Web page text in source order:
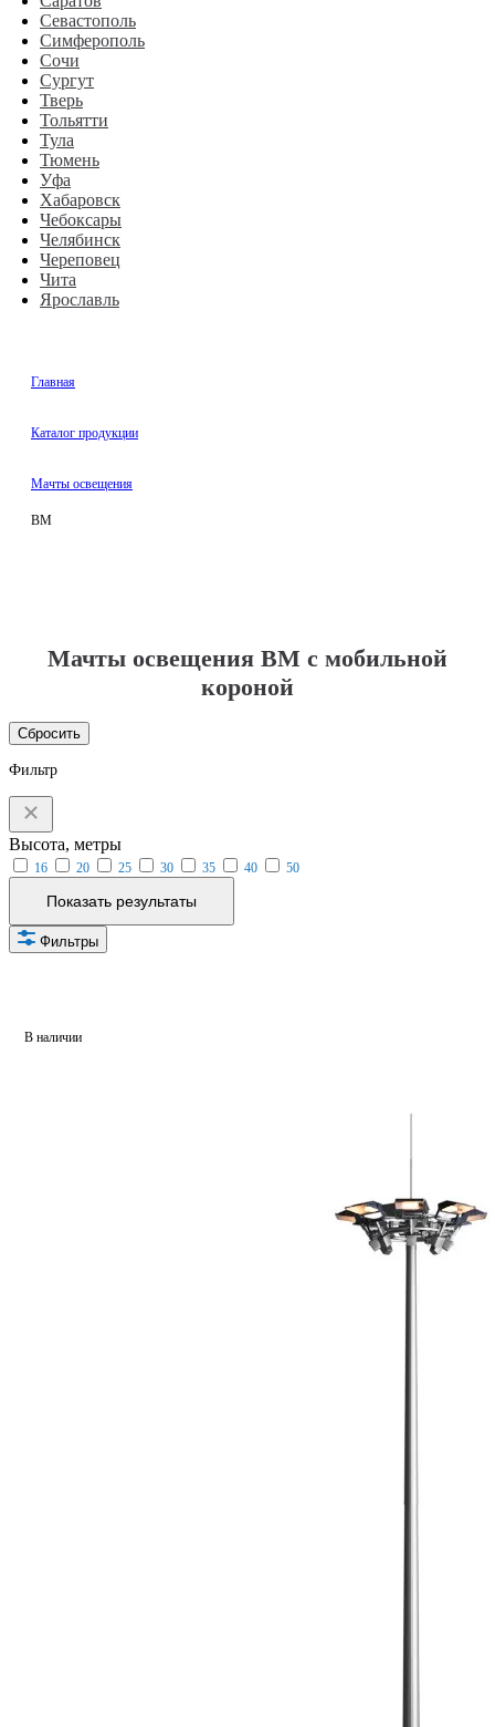
Севастополь
Симферополь
Сочи
Сургут
Тверь
Тольятти
Тула
Тюмень
Уфа
Хабаровск
Чебоксары
Челябинск
Череповец
Чита
Ярославль
Главная
Каталог продукции
Мачты освещения
ВМ
Мачты освещения ВМ с мобильной
короной
Сбросить
Фильтр
Высота, метры
16 20 25 30 35 40 50
Показать результаты
Фильтры
В наличии